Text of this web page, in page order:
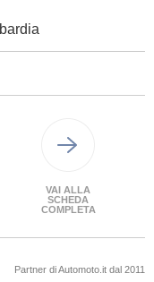
VAI ALLA
SCHEDA
COMPLETA
Partner di Automoto.it dal 2011